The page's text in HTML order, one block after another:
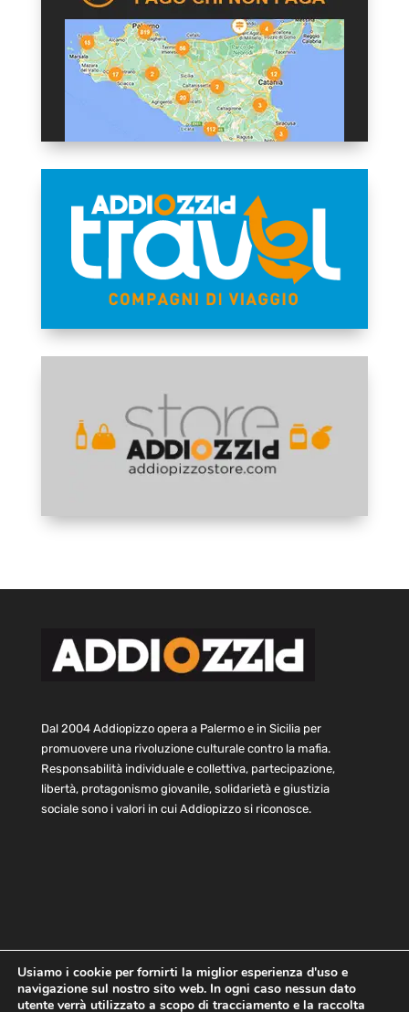
Dal 2004 Addiopizzo opera a Palermo e in Sicilia per
promuovere una rivoluzione culturale contro la mafia.
Responsabilità individuale e collettiva, partecipazione,
libertà, protagonismo giovanile, solidarietà e giustizia
sociale sono i valori in cui Addiopizzo si riconosce.
Home Statuto e bilancio
Contatti
Usiamo i cookie per fornirti la miglior esperienza d'uso e
navigazione sul nostro sito web. In ogni caso nessun dato
utente verrà utilizzato a scopo di tracciamento e la raccolta